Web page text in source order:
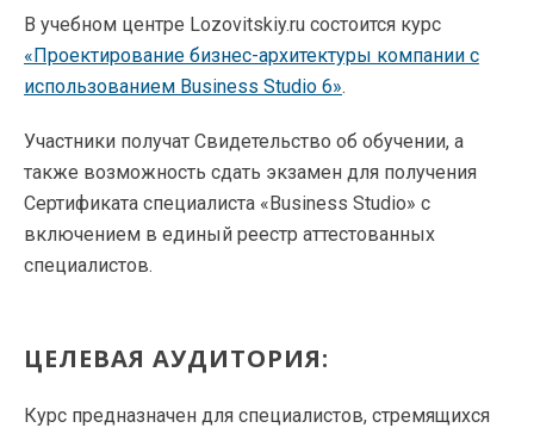
В учебном центре Lozovitskiy.ru состоится курс
«Проектирование бизнес-архитектуры компании с
использованием Business Studio 6».
Участники получат Свидетельство об обучении, а
также возможность сдать экзамен для получения
Сертификата специалиста «Business Studio» с
включением в единый реестр аттестованных
специалистов.
ЦЕЛЕВАЯ АУДИТОРИЯ:
Курс предназначен для специалистов, стремящихся